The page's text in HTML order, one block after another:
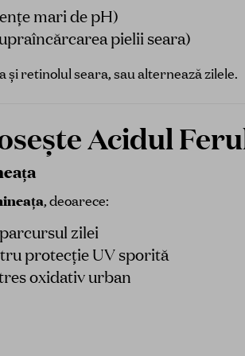
mari de pH)
pielii seara)
și retinolul seara, sau alternează zilele.
Acidul
, deoarece:
zilei
protecție UV sporită
oxidativ urban